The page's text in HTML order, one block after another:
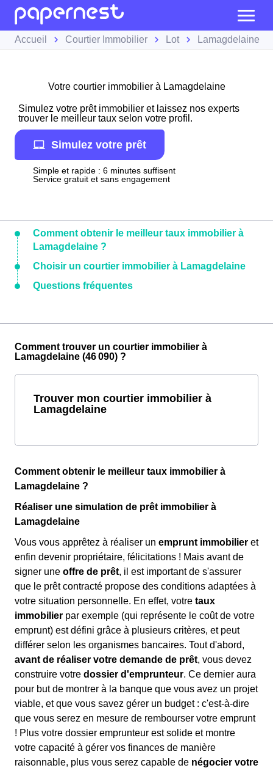
Accueil Courtier Immobilier Lot Lamagdelaine
Votre courtier immobilier à Lamagdelaine
Simulez votre prêt immobilier et laissez nos experts
trouver le meilleur taux selon votre profil.
Simulez votre prêt
Simple et rapide : 6 minutes suffisent
Service gratuit et sans engagement
Comment obtenir le meilleur taux immobilier à
Lamagdelaine ?
Choisir un courtier immobilier à Lamagdelaine
Questions fréquentes
Comment trouver un courtier immobilier à
Lamagdelaine (46 090) ?
Trouver mon courtier immobilier à
Lamagdelaine
Comment obtenir le meilleur taux immobilier à
Lamagdelaine ?
Réaliser une simulation de prêt immobilier à
Lamagdelaine
Vous vous apprêtez à réaliser un emprunt immobilier et
enfin devenir propriétaire, félicitations ! Mais avant de
signer une offre de prêt, il est important de s'assurer
que le prêt contracté propose des conditions adaptées à
votre situation personnelle. En effet, votre taux
immobilier par exemple (qui représente le coût de votre
emprunt) est défini grâce à plusieurs critères, et peut
différer selon les organismes bancaires. Tout d'abord,
avant de réaliser votre demande de prêt, vous devez
construire votre dossier d'emprunteur. Ce dernier aura
pour but de montrer à la banque que vous avez un projet
viable, et que vous savez gérer un budget : c'est-à-dire
que vous serez en mesure de rembourser votre emprunt
! Plus votre dossier emprunteur est solide et montre
votre capacité à gérer vos finances de manière
raisonnable, plus vous serez capable de négocier votre